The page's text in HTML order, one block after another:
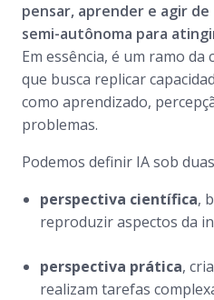
pensar, aprender e agir
semi-autônoma para
Em essência, é um ramo da
que busca replicar
como aprendizado,
problemas.
Podemos definir IA sob
perspectiva científica,
reproduzir aspectos da
perspectiva prática,
realizam tarefas